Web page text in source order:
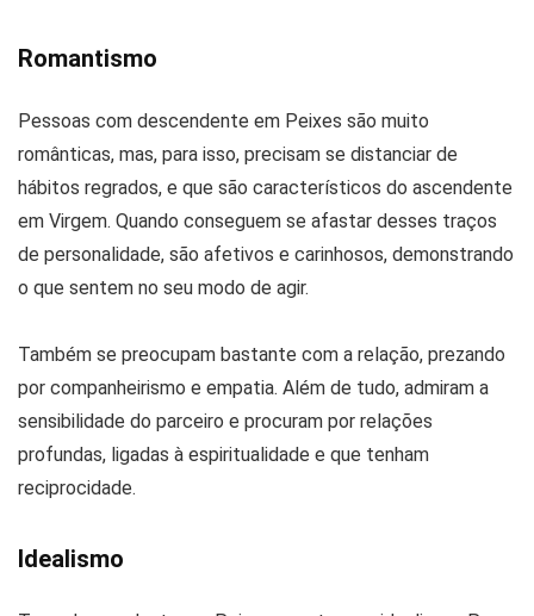
Romantismo
Pessoas com descendente em Peixes são muito
românticas, mas, para isso, precisam se distanciar de
hábitos regrados, e que são característicos do ascendente
em Virgem. Quando conseguem se afastar desses traços
de personalidade, são afetivos e carinhosos, demonstrando
o que sentem no seu modo de agir.
Também se preocupam bastante com a relação, prezando
por companheirismo e empatia. Além de tudo, admiram a
sensibilidade do parceiro e procuram por relações
profundas, ligadas à espiritualidade e que tenham
reciprocidade.
Idealismo